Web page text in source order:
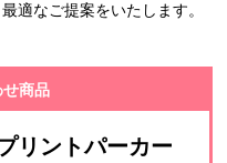
適なご提案をいたします。
せ商品
リントパーカー